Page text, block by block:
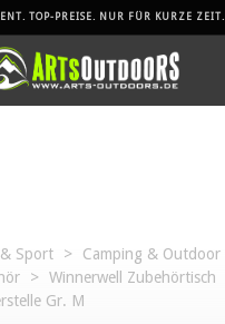
TOP-PREISE. NUR FÜR KURZE ZEIT.
Sport > Camping & Outdoor
>
Winnerwell Zubehörtisch
Gr. M